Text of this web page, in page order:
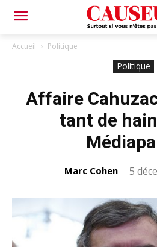
Accueil Politique
Politique
Affaire
tant de
Marc Cohen - 5